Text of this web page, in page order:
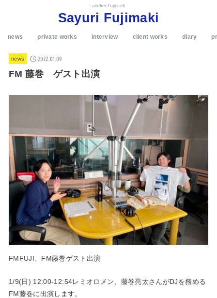
atelier fujirooll
Sayuri Fujimaki
news private works interview client works diary
news 2022.01.09
FM 藤巻 ゲスト出演
FMFUJI、FM藤巻ゲスト出演
1/9(日) 12:00-12:54レミオロメン、藤巻亮太さんがDJを務める
FM藤巻に出演します。